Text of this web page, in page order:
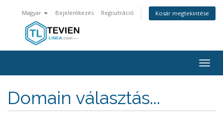
Magyar Bejelentkezés Regisztráció Kosár megtekintése
Domain választás...